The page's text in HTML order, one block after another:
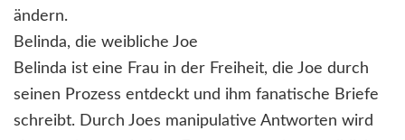
ändern.
Belinda, die weibliche Joe
Belinda ist eine Frau in der Freiheit, die Joe durch
seinen Prozess entdeckt und ihm fanatische Briefe
schreibt. Durch Joes manipulative Antworten wird